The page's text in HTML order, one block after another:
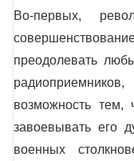
Во-первых,
преодолевать
возможность тем,
завоевывать его
военных